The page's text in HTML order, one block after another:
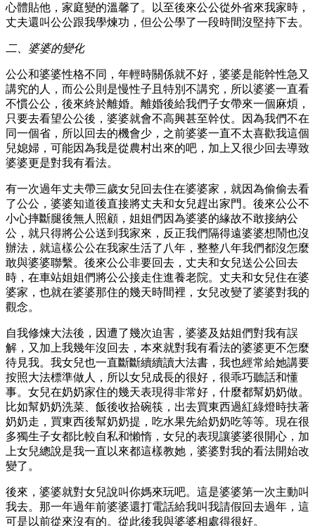
心體貼他，家庭變的溫馨了。以至後來公公從外省來我家時，
丈夫還叫公公跟我學煉功，但公公學了一段時間沒堅持下去。
二、婆婆的變化
公公和婆婆性格不同，年輕時關係就不好，婆婆是能幹性急又
講究的人，而公公則是慢性子且特別不講究，所以婆婆一直看
不慣公公，後來終於離婚。離婚後給我們子女帶來一個麻煩，
只要去看望公公後，婆婆就會不高興甚至幹仗。因為我們不在
同一個省，所以回去的機會少，之前婆婆一直不太喜歡我這個
兒媳婦，可能因為我是從農村出來的吧，加上又很少回去導致
婆婆更是對我有看法。
有一次過年丈夫帶三歲女兒回去住在婆婆家，就因為偷偷去看
了公公，婆婆知道後直接將丈夫和女兒趕出家門。後來公公不
小心摔斷腿後無人照顧，姐姐們因為婆婆的緣故不敢接納公
公，就只得將公公送到我家來，反正我們隔得遠婆婆想鬧也沒
辦法，就這樣公公在我家生活了八年，整整八年我們都沒怎麼
敢與婆婆聯繫。後來公公非要回去，丈夫和女兒送公公回去
時，在車站姐姐們將公公接走住進養老院。丈夫和女兒住在婆
婆家，也就在婆婆那住的幾天時間裡，女兒改變了婆婆對我的
觀念。
自我修煉大法後，因遭了幾次迫害，婆婆及姑姐們對我有誤
解，又加上我幾年沒回去，本來就對我有看法的婆婆更不怎麼
待見我。我女兒也一直斷斷續續讀大法書，我也經常給她講要
按照大法標準做人，所以女兒成長的很好，很乖巧聽話和懂
事。女兒在奶奶家住的幾天表現得非常好，什麼都幫奶奶做。
比如幫奶奶洗菜、飯後收拾碗筷，出去買東西過紅綠燈時扶著
奶奶走，買東西後幫奶奶提，吃水果先給奶奶吃等等。現在很
多獨生子女都比較自私和懶惰，女兒的表現讓婆婆很開心，加
上女兒總說是我一直以來都這樣教她，婆婆對我的看法開始改
變了。
後來，婆婆就對女兒說叫你媽來玩吧。這是婆婆第一次主動叫
我去。那一年過年前婆婆還打電話給我叫我請假回去過年，這
可是以前從來沒有的。從此後我與婆婆相處得很好。